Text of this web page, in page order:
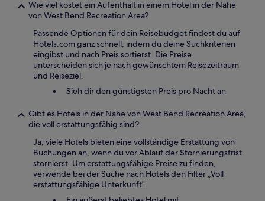
Wie viel kostet ein Aufenthalt in einem Hotel in der Nähe
von West Bend Recreation Area?
Passende Optionen für dein Reisebudget findest du auf
Hotels.com ganz schnell, indem du deine Suchkriterien
eingibst und nach Preis sortierst. Die Preise
unterscheiden sich je nach gewünschtem Reisezeitraum
und Reiseziel.
Sieh dir den günstigsten Preis pro Nacht an
Gibt es Hotels in der Nähe von West Bend Recreation Area,
die voll erstattungsfähig sind?
Ja, viele Hotels bieten eine vollständige Erstattung von
Buchungen an, wenn du vor Ablauf der Stornierungsfrist
stornierst. Um erstattungsfähige Preise zu finden,
verwende bei der Suche nach Hotels den Filter „Voll
erstattungsfähige Unterkunft".